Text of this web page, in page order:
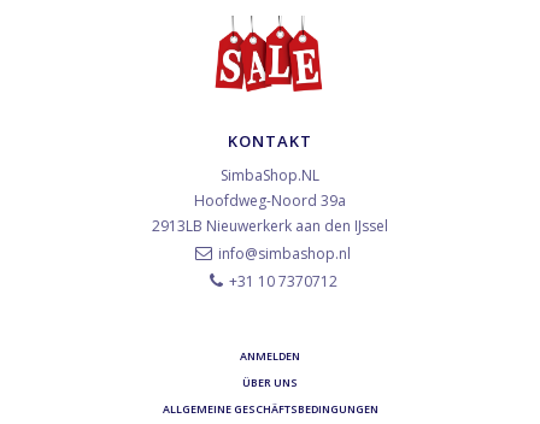
KONTAKT
SimbaShop.NL
Hoofdweg-Noord 39a
2913LB Nieuwerkerk aan den IJssel
info@simbashop.nl
+31 10 7370712
ANMELDEN
ÜBER UNS
ALLGEMEINE GESCHÄFTSBEDINGUNGEN